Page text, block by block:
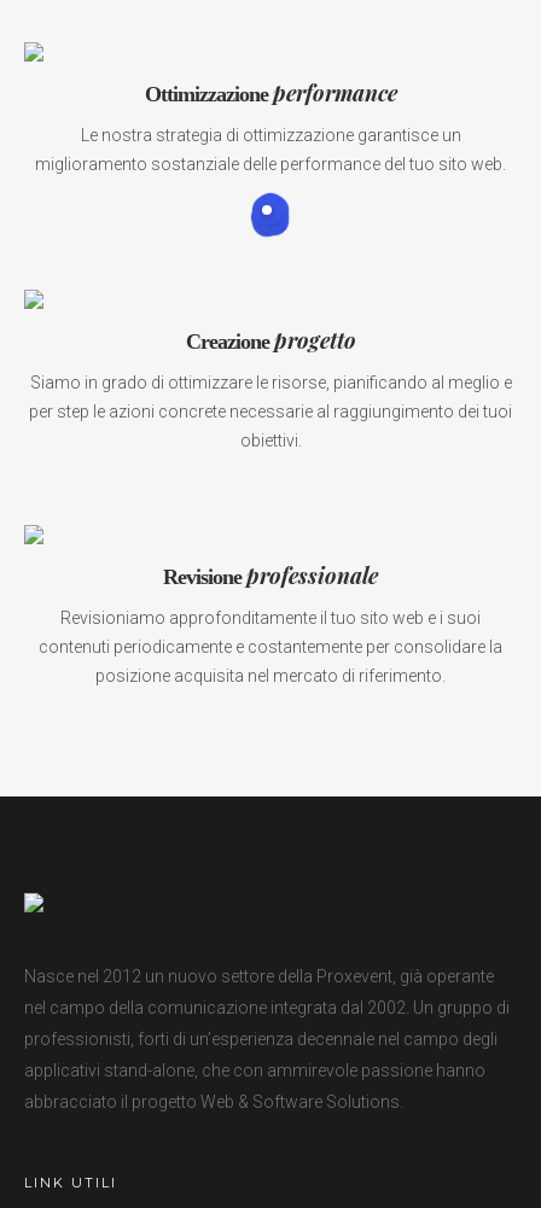
Ottimizzazioneperformance
Le nostra strategia di ottimizzazione garantisce un
miglioramento sostanziale delle performance del tuo sito web.
Creazioneprogetto
Siamo in grado di ottimizzare le risorse, pianificando al meglio e
per step le azioni concrete necessarie al raggiungimento dei tuoi
obiettivi.
Revisioneprofessionale
Revisioniamo approfonditamente il tuo sito web e i suoi
contenuti periodicamente e costantemente per consolidare la
posizione acquisita nel mercato di riferimento.
Nasce nel 2012 un nuovo settore della Proxevent, già operante
nel campo della comunicazione integrata dal 2002. Un gruppo di
professionisti, forti di un’esperienza decennale nel campo degli
applicativi stand-alone, che con ammirevole passione hanno
abbracciato il progetto Web & Software Solutions.
LINK UTILI